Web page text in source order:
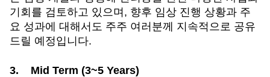
기회를 검토하고 있으며, 향후 임상 진행 상황과 주
요 성과에 대해서도 주주 여러분께 지속적으로 공유
드릴 예정입니다.
3.
Mid Term (3~5 Years)